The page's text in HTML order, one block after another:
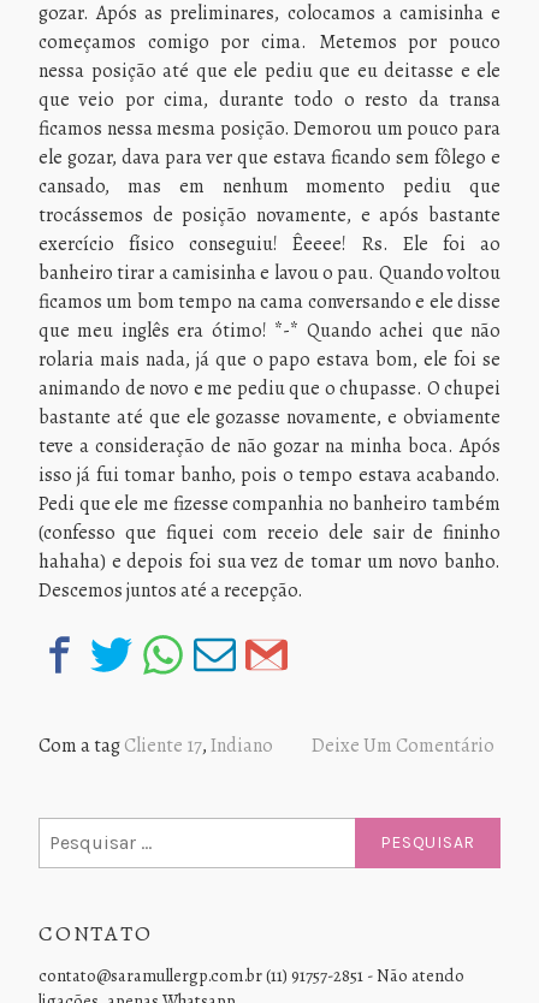
gozar. Após as preliminares, colocamos a camisinha e
começamos comigo por cima. Metemos por pouco
nessa posição até que ele pediu que eu deitasse e ele
que veio por cima, durante todo o resto da transa
ficamos nessa mesma posição. Demorou um pouco para
ele gozar, dava para ver que estava ficando sem fôlego e
cansado, mas em nenhum momento pediu que
trocássemos de posição novamente, e após bastante
exercício físico conseguiu! Êeeee! Rs. Ele foi ao
banheiro tirar a camisinha e lavou o pau. Quando voltou
ficamos um bom tempo na cama conversando e ele disse
que meu inglês era ótimo! *-* Quando achei que não
rolaria mais nada, já que o papo estava bom, ele foi se
animando de novo e me pediu que o chupasse. O chupei
bastante até que ele gozasse novamente, e obviamente
teve a consideração de não gozar na minha boca. Após
isso já fui tomar banho, pois o tempo estava acabando.
Pedi que ele me fizesse companhia no banheiro também
(confesso que fiquei com receio dele sair de fininho
hahaha) e depois foi sua vez de tomar um novo banho.
Descemos juntos até a recepção.
Com a tagCliente 17,Indiano Deixe Um Comentário
por:
CONTATO
contato@saramullergp.com.br (11) 91757-2851 - Não atendo